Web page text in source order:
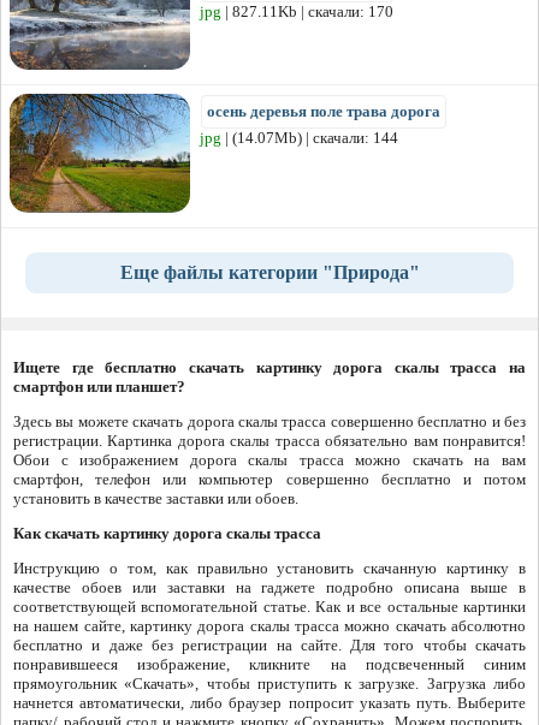
jpg | 827.11Kb | скачали: 170
осень деревья поле трава дорога
jpg | (14.07Mb) | скачали: 144
Еще файлы категории "Природа"
Ищете где бесплатно скачать картинку дорога скалы трасса на
смартфон или планшет?
Здесь вы можете скачать дорога скалы трасса совершенно бесплатно и без
регистрации. Картинка дорога скалы трасса обязательно вам понравится!
Обои с изображением дорога скалы трасса можно скачать на вам
смартфон, телефон или компьютер совершенно бесплатно и потом
установить в качестве заставки или обоев.
Как скачать картинку дорога скалы трасса
Инструкцию о том, как правильно установить скачанную картинку в
качестве обоев или заставки на гаджете подробно описана выше в
соответствующей вспомогательной статье. Как и все остальные картинки
на нашем сайте, картинку дорога скалы трасса можно скачать абсолютно
бесплатно и даже без регистрации на сайте. Для того чтобы скачать
понравившееся изображение, кликните на подсвеченный синим
прямоугольник «Скачать», чтобы приступить к загрузке. Загрузка либо
начнется автоматически, либо браузер попросит указать путь. Выберите